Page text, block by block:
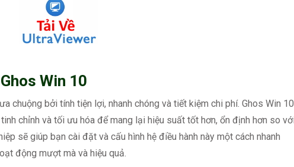
Win 10
chuộng bởi tính tiện lợi, nhanh chóng và tiết kiệm chi phí. Ghos Win 10
chỉnh và tối ưu hóa để mang lại hiệu suất tốt hơn, ổn định hơn so
sẽ giúp bạn cài đặt và cấu hình hệ điều hành này một cách nhanh
động mượt mà và hiệu quả.